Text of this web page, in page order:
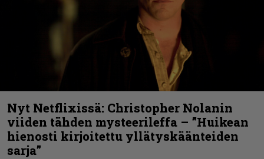
Nyt Netflixissä: Christopher Nolanin
viiden tähden mysteerileffa – ”Huikean
hienosti kirjoitettu yllätyskäänteiden
sarja”